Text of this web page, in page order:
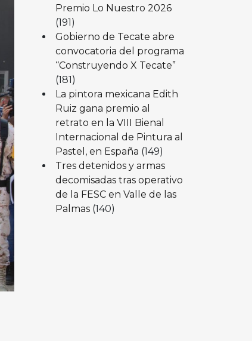
Premio Lo Nuestro 2026
(191)
Gobierno de Tecate abre
convocatoria del programa
“Construyendo X Tecate”
(181)
La pintora mexicana Edith
Ruiz gana premio al
retrato en la VIII Bienal
Internacional de Pintura al
Pastel, en España (149)
Tres detenidos y armas
decomisadas tras operativo
de la FESC en Valle de las
Palmas (140)